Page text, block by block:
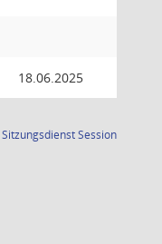
18.06.2025
SitzungsdienstSession(Wird in